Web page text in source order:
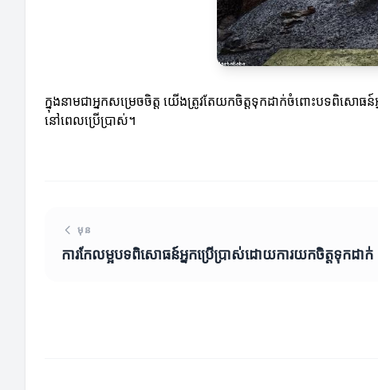
ក្នុងនាមជាអ្នកសម្រេចចិត្ត យើងត្រូវតែយកចិត្តទុកដាក់ចំពោះបទពិសោធន៍
នៅពេលប្រើប្រាស់។
មុន
ការកែលម្អបទពិសោធន៍អ្នកប្រើប្រាស់ដោយការយកចិត្តទុកដាក់